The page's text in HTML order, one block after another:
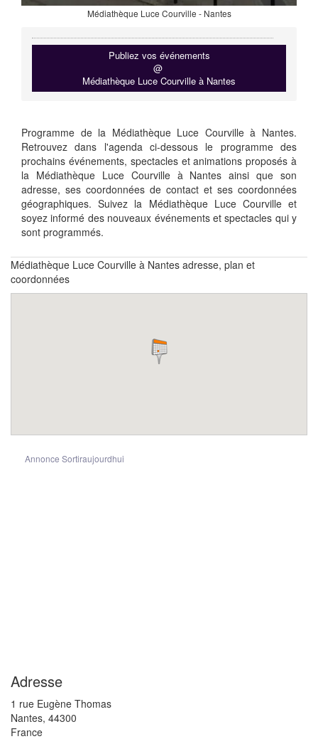
Médiathèque Luce Courville - Nantes
Publiez vos événements
@
Médiathèque Luce Courville à Nantes
Programme de la Médiathèque Luce Courville à Nantes.
Retrouvez dans l'agenda ci-dessous le programme des
prochains événements, spectacles et animations proposés à
la Médiathèque Luce Courville à Nantes ainsi que son
adresse, ses coordonnées de contact et ses coordonnées
géographiques. Suivez la Médiathèque Luce Courville et
soyez informé des nouveaux événements et spectacles qui y
sont programmés.
Médiathèque Luce Courville à Nantes adresse, plan et
coordonnées
Annonce Sortiraujourdhui
Adresse
1 rue Eugène Thomas
Nantes, 44300
France